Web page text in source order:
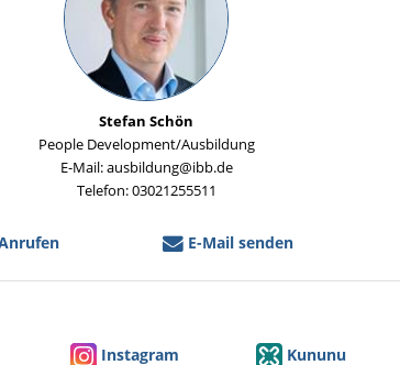
Stefan Schön
People Development/Ausbildung
E-Mail: ausbildung@ibb.de
Telefon: 03021255511
E-Mail senden
Instagram Kununu